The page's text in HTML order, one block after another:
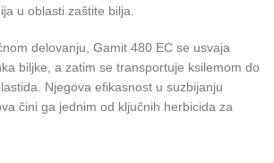
u oblasti zaštite bilja.
delovanju, Gamit 480 EC se usvaja
biljke, a zatim se transportuje ksilemom do
Njegova efikasnost u suzbijanju
čini ga jednim od ključnih herbicida za